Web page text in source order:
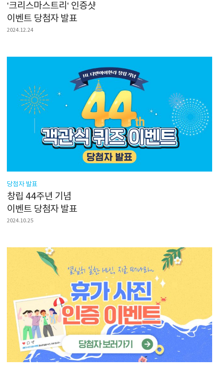
‘크리스마스트리‘ 인증샷
이벤트 당첨자 발표
2024.12.24
당첨자 발표
창립 44주년 기념
이벤트 당첨자 발표
2024.10.25